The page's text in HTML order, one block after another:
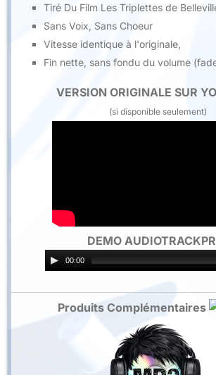
Tiré Du Film Les Triplettes de
Sans Voix, Sans Choeur
Vitesse identique à l'originale,
Fin nette, sans fondu du volume
VERSION ORIGINALE SUR
(si disponible seulement)
DEMO
00:00
Produits Complémentaires